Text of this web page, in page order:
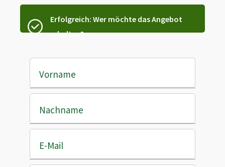
Erfolgreich: Wer möchte das Angebot
erhalten?
Vorname
Nachname
E-Mail